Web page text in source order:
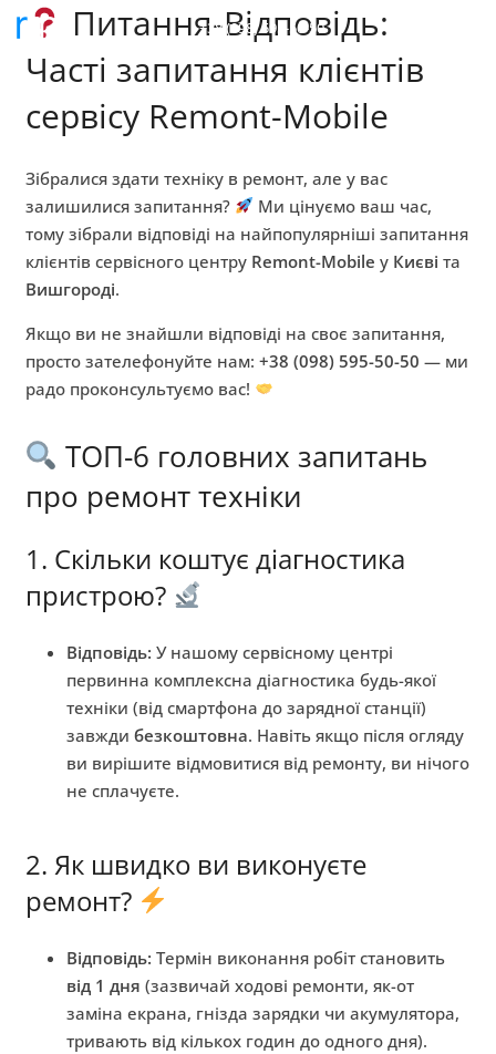
+38 (098) 595-50-50
Питання-Відповідь:
Часті запитання клієнтів
сервісу Remont-Mobile
Зібралися здати техніку в ремонт, але у вас
залишилися запитання?
Ми цінуємо ваш час,
тому зібрали відповіді на найпопулярніші запитання
клієнтів сервісного центру Remont-Mobile у Києві та
Вишгороді.
Якщо ви не знайшли відповіді на своє запитання,
просто зателефонуйте нам: +38 (098) 595-50-50 — ми
радо проконсультуємо вас!
ТОП-6 головних запитань
про ремонт техніки
1. Скільки коштує діагностика
пристрою?
Відповідь: У нашому сервісному центрі
первинна комплексна діагностика будь-якої
техніки (від смартфона до зарядної станції)
завжди безкоштовна. Навіть якщо після огляду
ви вирішите відмовитися від ремонту, ви нічого
не сплачуєте.
2. Як швидко ви виконуєте
ремонт?
Відповідь: Термін виконання робіт становить
від 1 дня (зазвичай ходові ремонти, як-от
заміна екрана, гнізда зарядки чи акумулятора,
тривають від кількох годин до одного дня).